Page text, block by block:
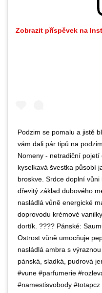
Zobrazit příspěvek na
Podzim se pomalu a jistě
vám dali pár tipů na
Nomeny - netradiční
kyselkavá švestka působí
broskve. Srdce doplní
dřevitý základ dubového
nasládlá vůně energické
doprovodu krémové
dortík. ???? Pánské:
Ostrost vůně umocňuje
nasládlá ambra s
pánská, sladká, pudrová
#vune #parfumerie
#namestisvobody #totapcz